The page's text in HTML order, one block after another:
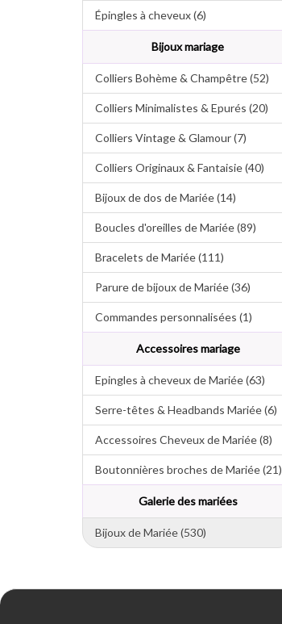
Épingles à cheveux (6)
Bijoux mariage
Colliers Bohème & Champêtre (52)
Colliers Minimalistes & Epurés (20)
Colliers Vintage & Glamour (7)
Colliers Originaux & Fantaisie (40)
Bijoux de dos de Mariée (14)
Boucles d'oreilles de Mariée (89)
Bracelets de Mariée (111)
Parure de bijoux de Mariée (36)
Commandes personnalisées (1)
Accessoires mariage
Epingles à cheveux de Mariée (63)
Serre-têtes & Headbands Mariée (6)
Accessoires Cheveux de Mariée (8)
Boutonnières broches de Mariée (21)
Galerie des mariées
Bijoux de Mariée (530)